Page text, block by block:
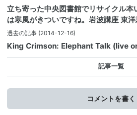
立ち寄った中央図書館でリサイクル本
は寒風がきついですね。岩波講座 東
過去の記事 (2014-12-16)
King Crimson: Elephant Talk (live
記事一覧
コメントを書く